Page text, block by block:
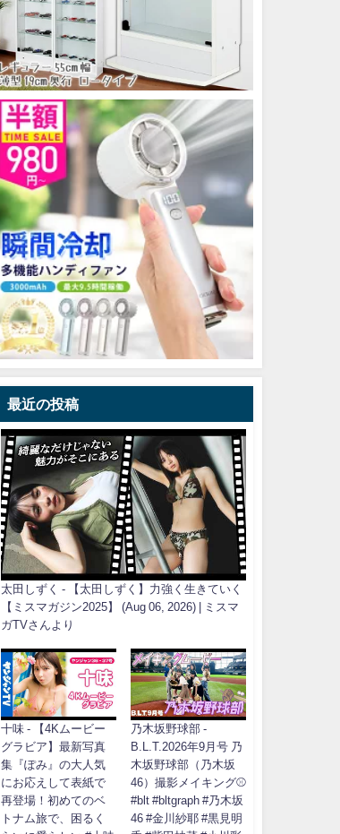
最近の投稿
太田しずく - 【太田しずく】力強く生きていく
【ミスマガジン2025】 (Aug 06, 2026) | ミスマ
ガTVさんより
十味 - 【4Kムービー
グラビア】最新写真
集『ぽみ』の大人気
にお応えして表紙で
再登場！初めてのベ
トナム旅で、困るく
乃木坂野球部 -
B.L.T.2026年9月号 乃
木坂野球部（乃木坂
46）撮影メイキング⚾️
#blt #bltgraph #乃木坂
46 #金川紗耶 #黒見明